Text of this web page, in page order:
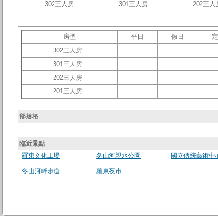
302三人房 301三人房 202三人
房型 平日 假日
302三人房
301三人房
202三人房
201三人房
部落格
臨近景點
羅東文化工場
冬山河親水公園 國立傳統藝術中
冬山河畔步道 羅東夜市